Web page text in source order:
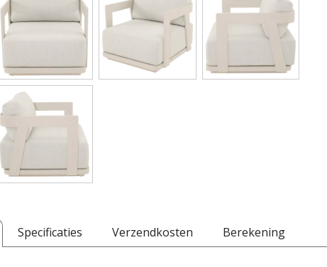
Specificaties Verzendkosten Berekening